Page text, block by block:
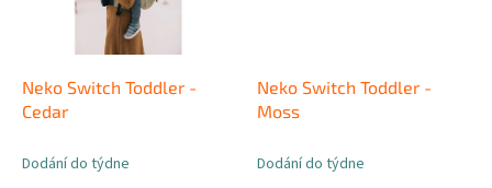
Neko Switch Toddler -
Cedar
Dodání do týdne
Neko Switch Toddler -
Moss
Dodání do týdne